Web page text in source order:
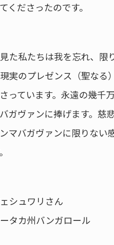
くださったのです。
た私たちは我を忘れ、限
実のプレゼンス（聖なる
っています。永遠の幾千
ガヴァンに捧げます。慈
マバガヴァンに限りない
シュワリさん
タカ州バンガロール